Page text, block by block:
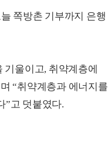
쪽방촌 기부까지 은행
기울이고, 취약계층에
“취약계층과 에너지를
”고 덧붙였다.